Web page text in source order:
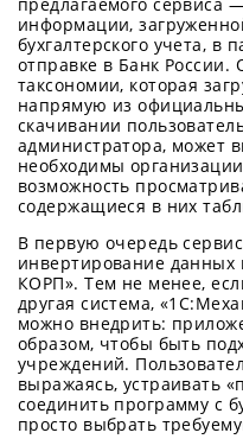
предлагаемого сервиса
информации,
бухгалтерского учета, в
отправке в Банк России.
таксономии, которая
напрямую из
скачивании
администратора, может
необходимы
возможность
содержащиеся в них
В первую очередь
инвертирование
КОРП». Тем не менее,
другая система,
можно внедрить:
образом, чтобы быть
учреждений.
выражаясь, устраивать
соединить программу с
просто выбрать